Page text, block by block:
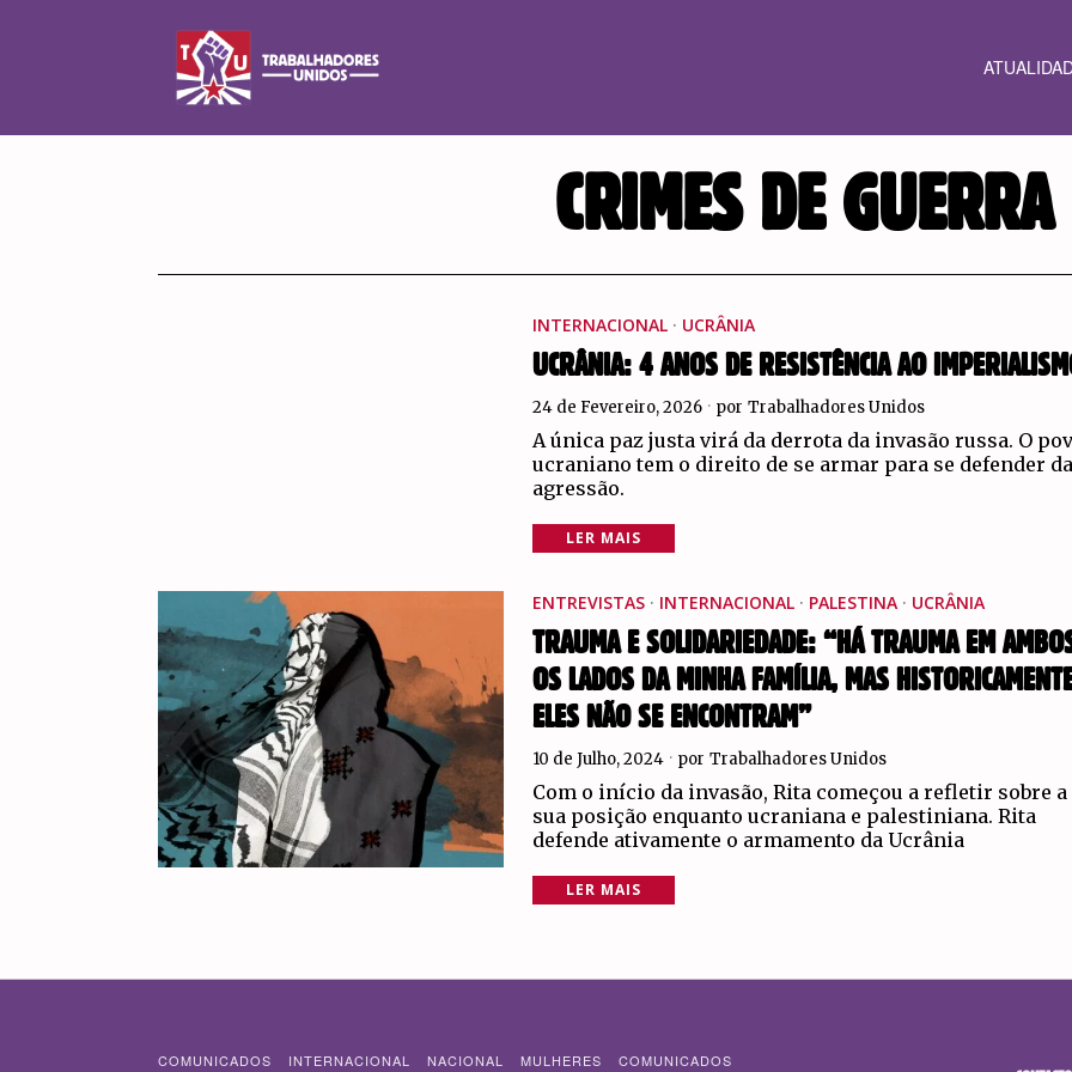
CRIMES DE GUERRA
INTERNACIONAL · UCRÂNIA
UCRÂNIA: 4 ANOS DE RESISTÊNCIA AO
24 de Fevereiro, 2026 por Trabalhadores Unidos
A única paz justa virá da derrota da invasão russa. O
ucraniano tem o direito de se armar para se defender
agressão.
LER MAIS
ENTREVISTAS · INTERNACIONAL · PALESTINA · UCRÂNIA
TRAUMA E SOLIDARIEDADE: “HÁ TRAUMA EM
OS LADOS DA MINHA FAMÍLIA, MAS
ELES NÃO SE ENCONTRAM”
10 de Julho, 2024 por Trabalhadores Unidos
Com o início da invasão, Rita começou a refletir sobre a
sua posição enquanto ucraniana e palestiniana. Rita
defende ativamente o armamento da Ucrânia
LER MAIS
COMUNICADOS INTERNACIONAL NACIONAL MULHERES
COMUNICADOS